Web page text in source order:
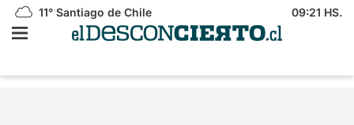
11° Santiago de Chile 09:21 HS.